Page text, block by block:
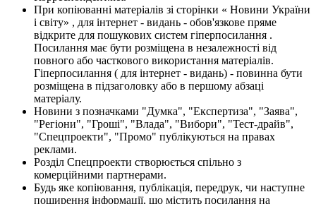
При копіюванні матеріалів зі сторінки « Новини України
і світу» , для інтернет - видань - обов'язкове пряме
відкрите для пошукових систем гіперпосилання .
Посилання має бути розміщена в незалежності від
повного або часткового використання матеріалів.
Гіперпосилання ( для інтернет - видань) - повинна бути
розміщена в підзаголовку або в першому абзаці
матеріалу.
Новини з позначками "Думка", "Експертиза", "Заява",
"Регіони", "Гроші", "Влада", "Вибори", "Тест-драйв",
"Спецпроекти", "Промо" публікуються на правах
реклами.
Розділ Спецпроекти створюється спільно з
комерційними партнерами.
Будь яке копіювання, публікація, передрук, чи наступне
поширення інформації, що містить посилання на